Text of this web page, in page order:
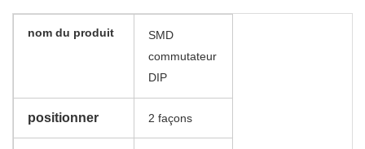
nom du produit
SMD
commutateur
DIP
positionner 2 façons